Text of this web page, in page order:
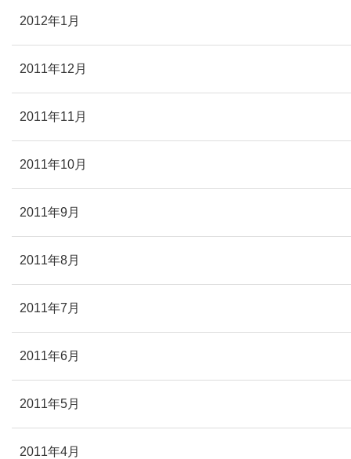
2012年1月
2011年12月
2011年11月
2011年10月
2011年9月
2011年8月
2011年7月
2011年6月
2011年5月
2011年4月